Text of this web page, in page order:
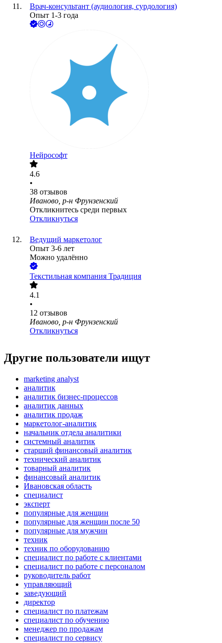
Врач-консультант (аудиология, сурдология)
Опыт 1-3 года
Нейрософт
4.6
•
38 отзывов
Иваново, р-н Фрунзенский
Откликнитесь среди первых
Откликнуться
Ведущий маркетолог
Опыт 3-6 лет
Можно удалённо
Текстильная компания Традиция
4.1
•
12 отзывов
Иваново, р-н Фрунзенский
Откликнуться
Другие пользователи ищут
marketing analyst
аналитик
аналитик бизнес-процессов
аналитик данных
аналитик продаж
маркетолог-аналитик
начальник отдела аналитики
системный аналитик
старший финансовый аналитик
технический аналитик
товарный аналитик
финансовый аналитик
Ивановская область
специалист
эксперт
популярные для женщин
популярные для женщин после 50
популярные для мужчин
техник
техник по оборудованию
специалист по работе с клиентами
специалист по работе с персоналом
руководитель работ
управляющий
заведующий
директор
специалист по платежам
специалист по обучению
менеджер по продажам
специалист по сервису